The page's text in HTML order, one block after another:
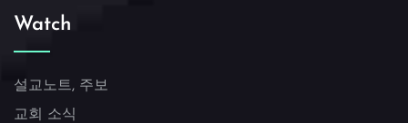
Watch
설교노트, 주보
교회 소식